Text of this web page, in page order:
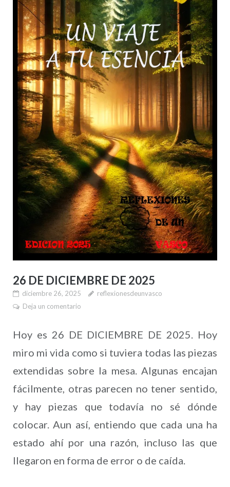
26 DE DICIEMBRE DE 2025
diciembre 26, 2025
reflexionesdeunvasco
Deja un comentario
Hoy es 26 DE DICIEMBRE DE 2025. Hoy
miro mi vida como si tuviera todas las piezas
extendidas sobre la mesa. Algunas encajan
fácilmente, otras parecen no tener sentido,
y hay piezas que todavía no sé dónde
colocar. Aun así, entiendo que cada una ha
estado ahí por una razón, incluso las que
llegaron en forma de error o de caída.